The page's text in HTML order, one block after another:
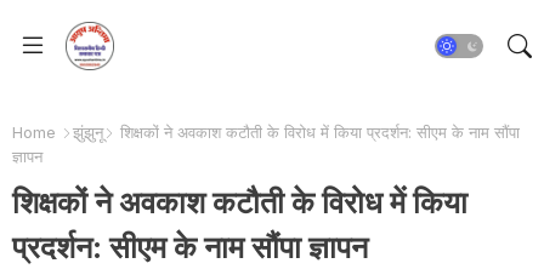
Home झुंझुनू
शिक्षकों ने अवकाश कटौती के विरोध में किया प्रदर्शन: सीएम के नाम सौंपा
ज्ञापन
शिक्षकों ने अवकाश कटौती के विरोध में किया
प्रदर्शन: सीएम के नाम सौंपा ज्ञापन